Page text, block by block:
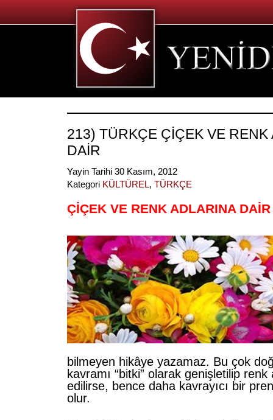
213) TÜRKÇE ÇİÇEK VE RENK
DAİR
Yayin Tarihi 30 Kasım, 2012
Kategori KÜLTÜREL, TÜRKÇE
ÇİÇEK VE RENK ADLARINA DAİR
bilmeyen hikâye yazamaz. Bu çok
kavramı “bitki” olarak genişletilip renk
edilirse, bence daha kavrayıcı bir
olur.